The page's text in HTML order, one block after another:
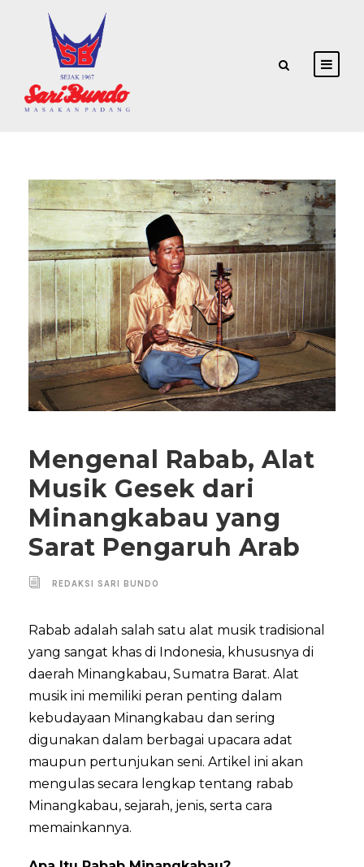
Mengenal Rabab, Alat
Musik Gesek dari
Minangkabau yang
Sarat Pengaruh Arab
REDAKSI SARI BUNDO
Rabab adalah salah satu alat musik tradisional
yang sangat khas di Indonesia, khususnya di
daerah Minangkabau, Sumatra Barat. Alat
musik ini memiliki peran penting dalam
kebudayaan Minangkabau dan sering
digunakan dalam berbagai upacara adat
maupun pertunjukan seni. Artikel ini akan
mengulas secara lengkap tentang rabab
Minangkabau, sejarah, jenis, serta cara
memainkannya.